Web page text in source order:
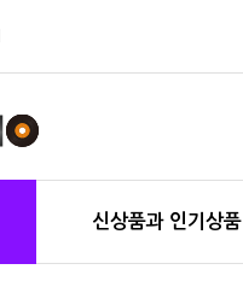
신상품과 인기상품